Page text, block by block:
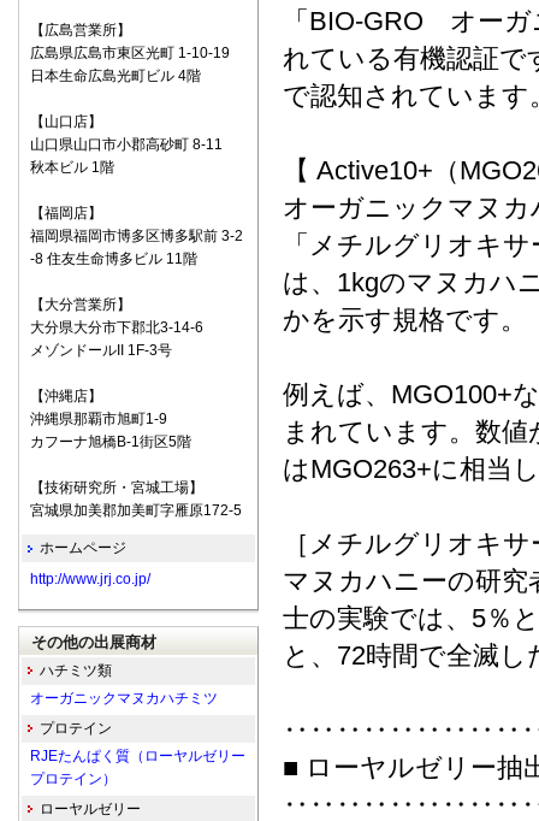
「BIO-GRO オー
れている有機認証で
で認知されています
【 Active10+（
オーガニックマヌ
「メチルグリオキ
は、1kgのマヌカハ
かを示す規格です。
例えば、MGO100+
まれています。数
はMGO263+に相当
［メチルグリオキ
マヌカハニーの研
士の実験では、5％
と、72時間で全滅
■ ローヤルゼリー
【広島営業所】
広島県広島市東区光町 1-10-19
日本生命広島光町ビル 4階
【山口店】
山口県山口市小郡高砂町 8-11
秋本ビル 1階
【福岡店】
福岡県福岡市博多区博多駅前 3-2
-8 住友生命博多ビル 11階
【大分営業所】
大分県大分市下郡北3-14-6
メゾンドールII 1F-3号
【沖縄店】
沖縄県那覇市旭町1-9
カフーナ旭橋B-1街区5階
【技術研究所・宮城工場】
宮城県加美郡加美町字雁原172-5
ホームページ
http://www.jrj.co.jp/
その他の出展商材
ハチミツ類
オーガニックマヌカハチミツ
プロテイン
RJEたんぱく質（ローヤルゼリー
プロテイン）
ローヤルゼリー